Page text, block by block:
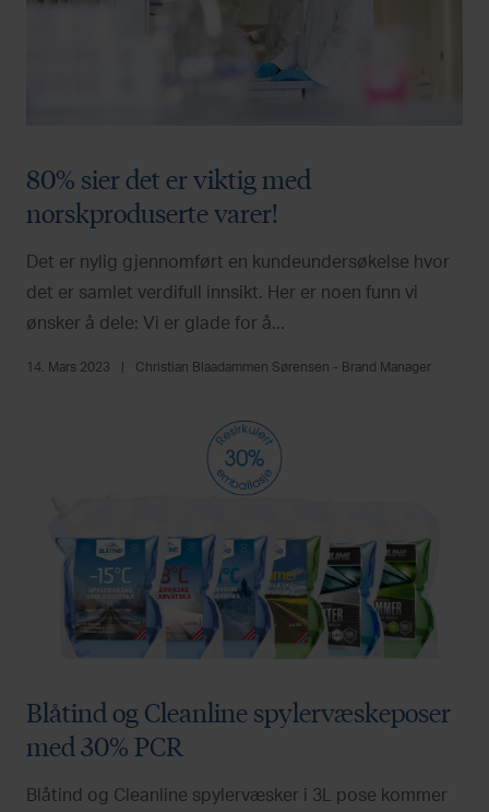
80% sier det er viktig med
norskproduserte varer!
Det er nylig gjennomført en kundeundersøkelse hvor
det er samlet verdifull innsikt. Her er noen funn vi
ønsker å dele: Vi er glade for å...
14. Mars 2023 | Christian Blaadammen Sørensen - Brand Manager
Blåtind og Cleanline spylervæskeposer
med 30% PCR
Blåtind og Cleanline spylervæsker i 3L pose kommer